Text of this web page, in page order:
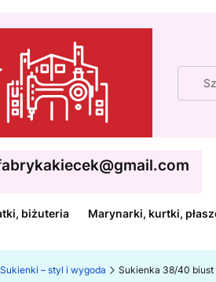
biżuteria Marynarki, kurtki,
– styl i wygoda Sukienka 38/40 biust